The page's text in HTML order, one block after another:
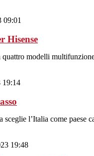
09:01
Hisense
quattro modelli
19:14
sceglie l’Italia come
19:48